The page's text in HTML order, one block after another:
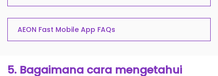
AEON Fast Mobile App FAQs
5. Bagaimana cara mengetahui